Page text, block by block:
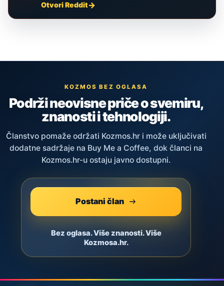
Otvori Reddit
KOZMOS BEZ OGLASA
Podrži neovisne priče o svemiru,
znanosti i tehnologiji.
Članstvo pomaže održati Kozmos.hr i može uključivati
dodatne sadržaje na Buy Me a Coffee, dok članci na
Kozmos.hr-u ostaju javno dostupni.
Postani član
Bez oglasa. Više znanosti. Više
Kozmosa.hr.